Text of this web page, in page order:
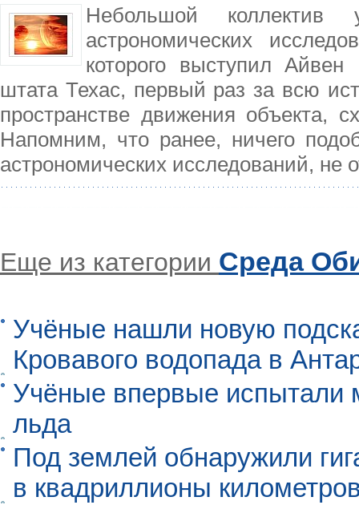
Небольшой коллектив
астрономических
которого выступил Айвен
штата Техас, первый раз за всю
пространстве движения объекта,
Напомним, что ранее, ничего
астрономических исследований, не
Еще из категории Среда
Учёные нашли новую
Кровавого водопада в
Учёные впервые испытали
льда
Под землей обнаружили
в квадриллионы